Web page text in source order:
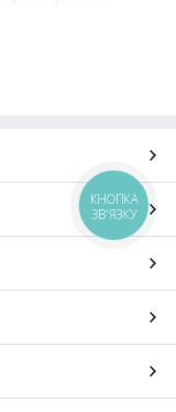
КНОПКА
ЗВ'ЯЗКУ